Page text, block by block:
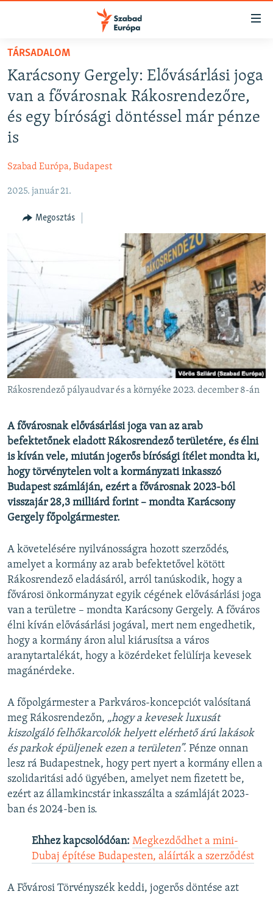
Akadálymentes
Ugrás
fő
oldalra
Ugrás
tartalomjegyzékre
keresésre
AKTUÁLIS
PODCASTOK
SZABADON
TÁRSADALOM
A PÉNZ NYOMÁBAN
EURÓPAI UNIÓ
VILÁG
KLÍMAVÁLTOZÁS
A MÚLT TANULSÁGAI
Valamennyi RFE/RL weboldal
TÁRSADALOM
Karácsony Gergely: Elővásárlási joga
van a fővárosnak Rákosrendezőre,
és egy bírósági döntéssel már pénze
is
Szabad Európa, Budapest
2025. január 21.
Megosztás
Rákosrendező pályaudvar és a környéke 2023. december 8-án
A fővárosnak elővásárlási joga van az arab
befektetőnek eladott Rákosrendező területére, és élni
is kíván vele, miután jogerős bírósági ítélet mondta ki,
hogy törvénytelen volt a kormányzati inkasszó
Budapest számláján, ezért a fővárosnak 2023-ból
visszajár 28,3 milliárd forint – mondta Karácsony
Gergely főpolgármester.
A követelésére nyilvánosságra hozott szerződés,
amelyet a kormány az arab befektetővel kötött
Rákosrendező eladásáról, arról tanúskodik, hogy a
fővárosi önkormányzat egyik cégének elővásárlási joga
van a területre – mondta Karácsony Gergely. A főváros
élni kíván elővásárlási jogával, mert nem engedhetik,
hogy a kormány áron alul kiárusítsa a város
aranytartalékát, hogy a közérdeket felülírja kevesek
magánérdeke.
A főpolgármester a Parkváros-koncepciót valósítaná
meg Rákosrendezőn, „hogy a kevesek luxusát
kiszolgáló felhőkarcolók helyett elérhető árú lakások
és parkok épüljenek ezen a területen”. Pénze onnan
lesz rá Budapestnek, hogy pert nyert a kormány ellen a
szolidaritási adó ügyében, amelyet nem fizetett be,
ezért az államkincstár inkasszálta a számláját 2023-
ban és 2024-ben is.
Ehhez kapcsolódóan: Megkezdődhet a mini-
Dubaj építése Budapesten, aláírták a szerződést
A Fővárosi Törvényszék keddi, jogerős döntése azt
FELIRATKOZÁS